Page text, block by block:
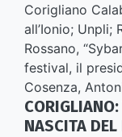
Corigliano
all’Ionio; Unpli;
Rossano,
festival, il
Cosenza,
NASCITA